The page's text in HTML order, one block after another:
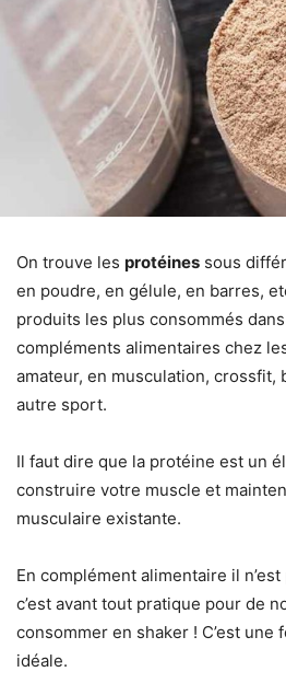
On trouve les protéines sous
en poudre, en gélule, en barres,
produits les plus consommés dans
compléments alimentaires chez
amateur, en musculation,
autre sport.
Il faut dire que la protéine est un
construire votre muscle et
musculaire existante.
En complément alimentaire il
c’est avant tout pratique pour de
consommer en shaker ! C’est une
idéale.